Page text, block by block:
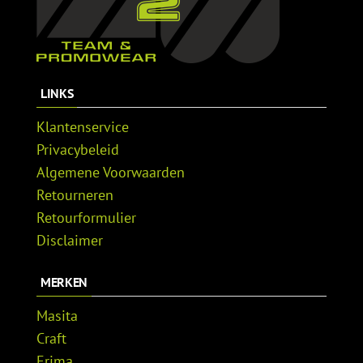
LINKS
Klantenservice
Privacybeleid
Algemene Voorwaarden
Retourneren
Retourformulier
Disclaimer
MERKEN
Masita
Craft